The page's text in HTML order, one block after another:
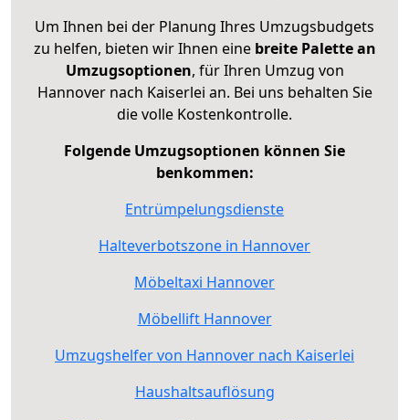
Um Ihnen bei der Planung Ihres Umzugsbudgets
zu helfen, bieten wir Ihnen eine breite Palette an
Umzugsoptionen, für Ihren Umzug von
Hannover nach Kaiserlei an. Bei uns behalten Sie
die volle Kostenkontrolle.
Folgende Umzugsoptionen können Sie
benkommen:
Entrümpelungsdienste
Halteverbotszone in Hannover
Möbeltaxi Hannover
Möbellift Hannover
Umzugshelfer von Hannover nach Kaiserlei
Haushaltsauflösung